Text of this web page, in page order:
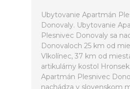
Ubytovanie Apartmán
Donovaly. Ubytovanie
Plesnivec Donovaly sa
Donovaloch 25 km od
Vlkolínec, 37 km od
artikulárny kostol
Apartmán Plesnivec
nachádza v slovenskom